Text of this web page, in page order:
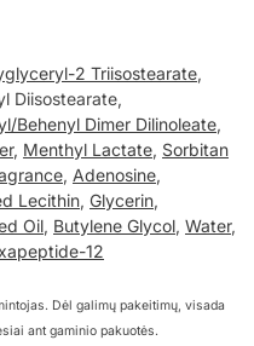
2 Triisostearate,
Diisostearate,
Behenyl Dimer Dilinoleate,
, Menthyl Lactate, Sorbitan
, Adenosine,
Lecithin, Glycerin,
Oil, Butylene Glycol, Water,
12
Dėl galimų pakeitimų, visada
ant gaminio pakuotės.